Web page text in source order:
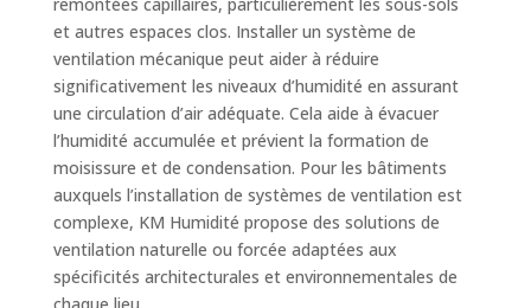
et autres espaces clos. Installer un système de
ventilation mécanique peut aider à réduire
significativement les niveaux d’humidité en assurant
une circulation d’air adéquate. Cela aide à évacuer
l’humidité accumulée et prévient la formation de
moisissure et de condensation. Pour les bâtiments
auxquels l’installation de systèmes de ventilation est
complexe, KM Humidité propose des solutions de
ventilation naturelle ou forcée adaptées aux
spécificités architecturales et environnementales de